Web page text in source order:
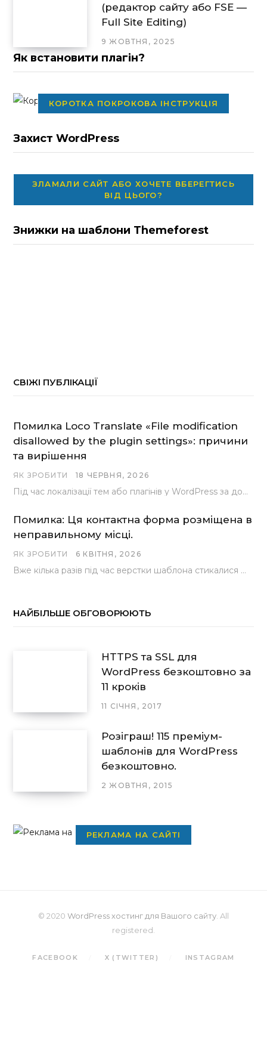
(редактор сайту або FSE —
Full Site Editing)
9 ЖОВТНЯ, 2025
Як встановити плагін?
КОРОТКА ПОКРОКОВА ІНСТРУКЦІЯ
Захист WordPress
ЗЛАМАЛИ САЙТ АБО ХОЧЕТЕ ВБЕРЕГТИСЬ
ВІД ЦЬОГО?
Знижки на шаблони Themeforest
СВІЖІ ПУБЛІКАЦІЇ
Помилка Loco Translate «File modification
disallowed by the plugin settings»: причини
та вирішення
ЯК ЗРОБИТИ 18 ЧЕРВНЯ, 2026
Під час локалізації тем або плагінів у WordPress за допомогою популярного інструменту Loco Translate розробники…
Помилка: Ця контактна форма розміщена в
неправильному місці.
ЯК ЗРОБИТИ 6 КВІТНЯ, 2026
Вже кілька разів під час верстки шаблона стикалися з проблемою, коли замість контактної форми, згенерованої…
НАЙБІЛЬШЕ ОБГОВОРЮЮТЬ
HTTPS та SSL для
WordPress безкоштовно за
11 кроків
11 СІЧНЯ, 2017
Розіграш! 115 преміум-
шаблонів для WordPress
безкоштовно.
2 ЖОВТНЯ, 2015
РЕКЛАМА НА САЙТІ
© 2020 WordPress хостинг для Вашого сайту . All
registered.
FACEBOOK X (TWITTER) INSTAGRAM